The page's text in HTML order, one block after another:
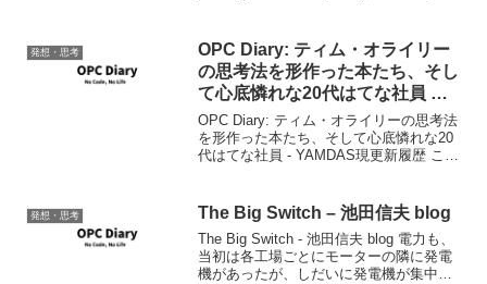
発想・思考
OPC Diary: ティム・オライリー
の思考法を形作った本たち、そし
て心底憐れな20代はてな社員 で
いただいたNyaruruさんのコメン
トへの返答
OPC Diary: ティム・オライリーの思考法
を形作った本たち、そして心底憐れな20
代はてな社員 - YAMDAS現更新履歴 この
います。 本の所有と不動産の...
発想・思考 The Big Switch – 池田信夫 blog
The Big Switch - 池田信夫 blog 電力も、
当初は各工場ごとにモーターの隣に発電
機があったが、しだいに発電機が集中さ